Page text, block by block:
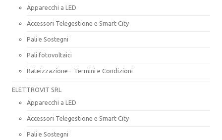
Apparecchi a LED
Accessori Telegestione e Smart City
Pali e Sostegni
Pali fotovoltaici
Rateizzazione – Termini e Condizioni
ELETTROVIT SRL
Apparecchi a LED
Accessori Telegestione e Smart City
Pali e Sostegni